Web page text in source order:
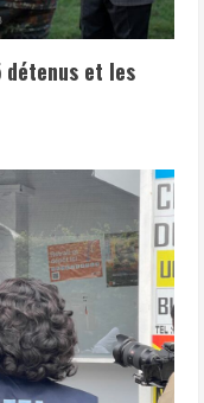
détenus et les